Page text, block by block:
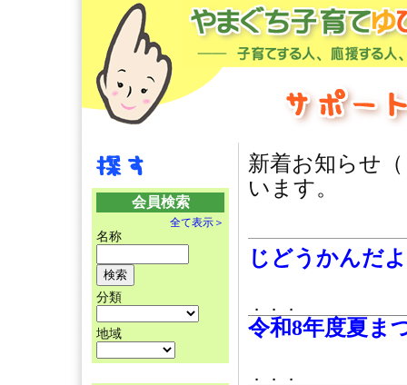
会員検索
全て表示＞
名称
分類
地域
新着お知らせ
います。
じどうかんだ
．．．
令和8年度夏ま
．．．